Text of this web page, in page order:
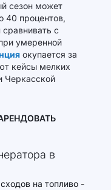
сезон может
40 процентов,
с
умеренной
окупается за
кейсы мелких
Черкасской
в
на топливо -